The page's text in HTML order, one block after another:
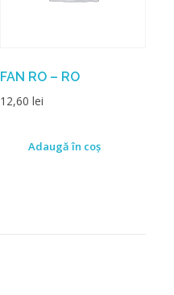
FAN RO – RO
12,60 lei
Adaugă în coș